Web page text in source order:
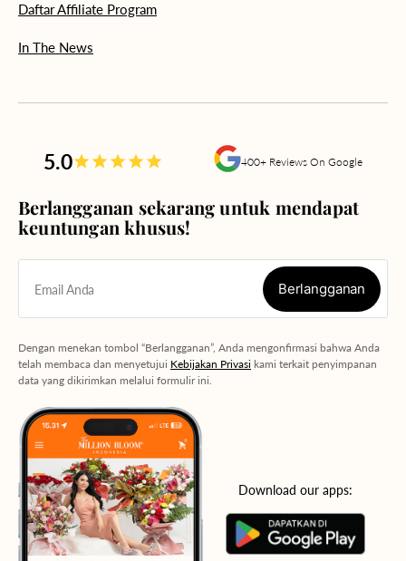
Daftar Affiliate Program
In The News
5.0 400+ Reviews On Google
Berlangganan sekarang untuk mendapat
keuntungan khusus!
Email Anda Berlangganan
Dengan menekan tombol “Berlangganan”, Anda mengonfirmasi bahwa Anda
telah membaca dan menyetujui Kebijakan Privasi kami terkait penyimpanan
data yang dikirimkan melalui formulir ini.
Download our apps: